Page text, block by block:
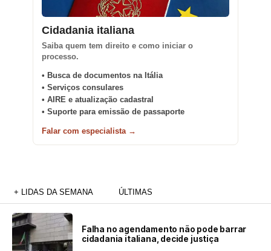
Cidadania italiana
Saiba quem tem direito e como iniciar o
processo.
• Busca de documentos na Itália
• Serviços consulares
• AIRE e atualização cadastral
• Suporte para emissão de passaporte
Falar com especialista →
+ LIDAS DA SEMANA ÚLTIMAS
Falha no agendamento não pode barrar
cidadania italiana, decide justiça